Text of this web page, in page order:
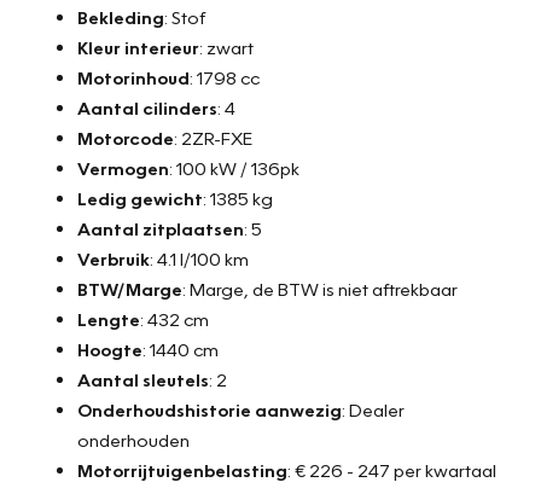
Bekleding: Stof
Kleur interieur: zwart
Motorinhoud: 1798 cc
Aantal cilinders: 4
Motorcode: 2ZR-FXE
Vermogen: 100 kW / 136pk
Ledig gewicht: 1385 kg
Aantal zitplaatsen: 5
Verbruik: 4.1 l/100 km
BTW/Marge: Marge, de BTW is niet aftrekbaar
Lengte: 432 cm
Hoogte: 1440 cm
Aantal sleutels: 2
Onderhoudshistorie aanwezig: Dealer
onderhouden
Motorrijtuigenbelasting: € 226 - 247 per kwartaal